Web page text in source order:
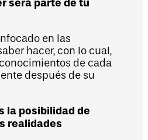
será parte de tu
en las
hacer, con lo cual,
de cada
después de su
la posibilidad de
realidades